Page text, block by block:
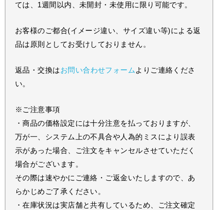
ては、1週間以内、未開封・未使用に限り可能です。
お客様のご都合(イメージ違い、サイズ違い等)による返
品は原則としてお受けしておりません。
返品・交換はお問い合わせフォーム よりご連絡くださ
い。
※ご注意事項
・商品の価格設定には十分注意を払っておりますが、
万が一、システム上の不具合や人為的ミスにより誤表
示があった場合、ご注文をキャンセルさせていただく
場合がございます。
その際は速やかにご連絡・ご返金いたしますので、あ
らかじめご了承ください。
・在庫状況は実店舗と共有しているため、ご注文確定